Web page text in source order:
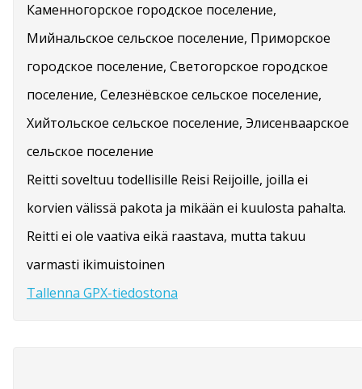
Каменногорское городское поселение,
Мийнальское сельское поселение, Приморское
городское поселение, Светогорское городское
поселение, Селезнёвское сельское поселение,
Хийтольское сельское поселение, Элисенваарское
сельское поселение
Reitti soveltuu todellisille Reisi Reijoille, joilla ei
korvien välissä pakota ja mikään ei kuulosta pahalta.
Reitti ei ole vaativa eikä raastava, mutta takuu
varmasti ikimuistoinen
Tallenna GPX-tiedostona